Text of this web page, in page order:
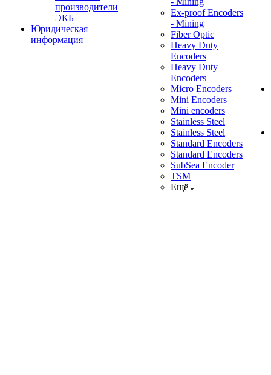
производители
ЭКБ
Юридическая
информация
Ex-proof Encoders
- Mining
Fiber Optic
Heavy Duty
Encoders
Heavy Duty
Encoders
Micro Encoders
Mini Encoders
Mini encoders
Stainless Steel
Stainless Steel
Standard Encoders
Standard Encoders
SubSea Encoder
TSM
Ещё